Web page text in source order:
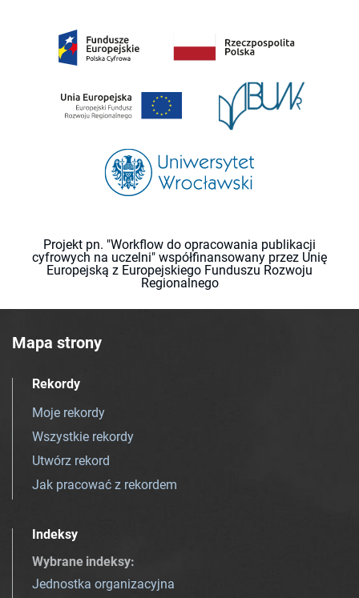
Projekt pn. "Workflow do opracowania publikacji
cyfrowych na uczelni" współfinansowany przez Unię
Europejską z Europejskiego Funduszu Rozwoju
Regionalnego
Mapa strony
Rekordy
Moje rekordy
Wszystkie rekordy
Utwórz rekord
Jak pracować z rekordem
Indeksy
Wybrane indeksy:
Jednostka organizacyjna